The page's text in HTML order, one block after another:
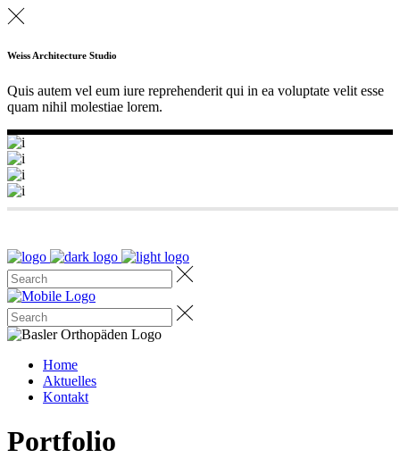
Weiss Architecture Studio
Quis autem vel eum iure reprehenderit qui in ea voluptate velit esse
quam nihil molestiae lorem.
Home
Aktuelles
Kontakt
Portfolio